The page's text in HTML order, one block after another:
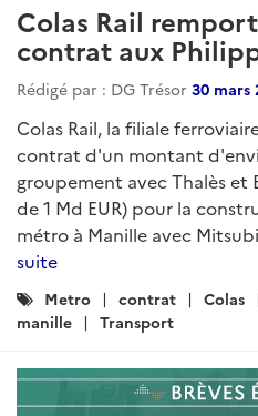
Colas Rail
contrat aux
Rédigé par : DG Trésor 30 mars
Colas Rail, la filiale
contrat d'un montant
groupement avec Thalès et
de 1 Md EUR) pour la
métro à Manille avec
suite
Catégories
:
Metro contrat Colas
manille
Transport